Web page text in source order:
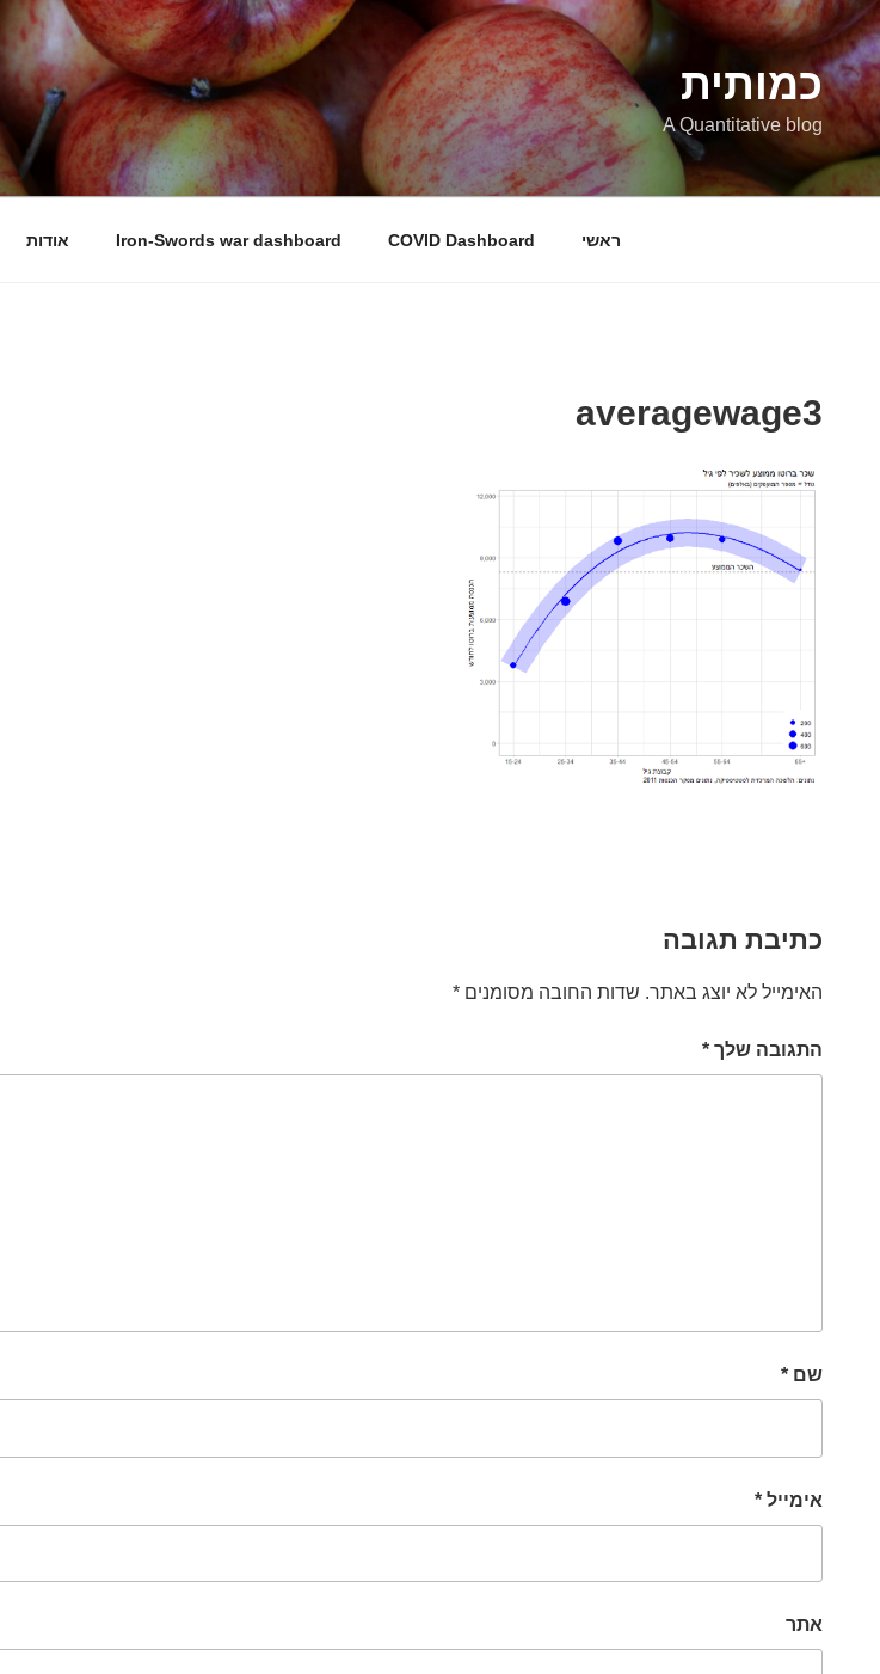
דילוג
לתוכן
כמותית
A Quantitative blog
ראשי COVID Dashboard
Iron-Swords war dashboard אודות
averagewage3
כתיבת תגובה
האימייל לא יוצג באתר. שדות החובה מסומנים *
התגובה שלך *
שם *
אימייל *
אתר